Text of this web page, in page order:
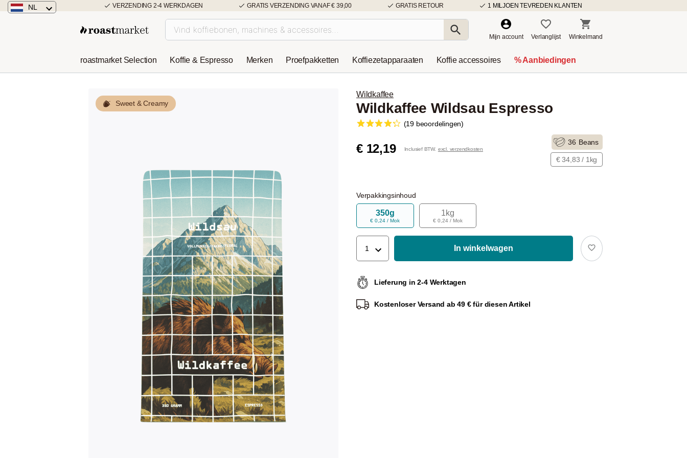
VERZENDING 2-4 WERKDAGEN GRATIS VERZENDING VANAF € 39,00 GRATIS RETOUR 1 MILJOEN TEVREDEN KLANTEN
NL
Österreich
Mijn account Verlanglijst Winkelmand
roastmarket Selection Koffie & Espresso Merken Proefpakketten Koffiezetapparaaten Koffie accessoires % Aanbiedingen
Sweet & Creamy
Wildkaffee
Wildkaffee Wildsau Espresso
(19 beoordelingen)
€ 12,19 Inclusief BTW. excl. verzendkosten
36 Beans
€ 34,83 / 1kg
Verpakkingsinhoud
350g
€ 0,24 / Mok
1kg
€ 0,24 / Mok
1 In winkelwagen
Lieferung in 2-4 Werktagen
Kostenloser Versand ab 49 € für diesen Artikel